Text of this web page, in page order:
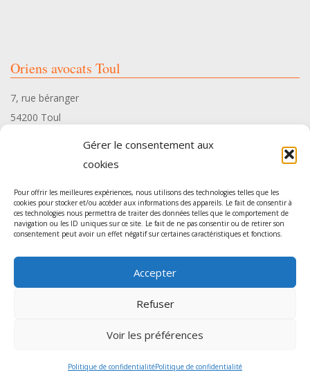
Gérer le consentement aux
cookies
Pour offrir les meilleures expériences, nous utilisons des technologies telles que les
cookies pour stocker et/ou accéder aux informations des appareils. Le fait de consentir à
ces technologies nous permettra de traiter des données telles que le comportement de
navigation ou les ID uniques sur ce site. Le fait de ne pas consentir ou de retirer son
consentement peut avoir un effet négatif sur certaines caractéristiques et fonctions.
Accepter
Refuser
Voir les préférences
Politique de confidentialitéPolitique de confidentialité
Oriens avocats Toul
7, rue béranger
54200 Toul
Oriens avocats Pont-à-Mousson
54, rue Gambetta
Agence de communication: Sur les Toits -Mentions légales